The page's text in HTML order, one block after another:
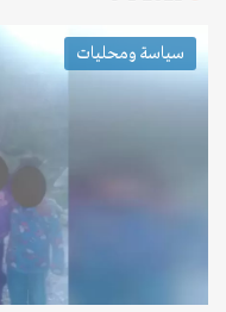
سياسة ومحليات